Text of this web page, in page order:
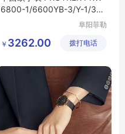
6800-1/6600YB-3/Y-1/3光
阜阳菲勒
公司
￥ 3262.00 拨打电话